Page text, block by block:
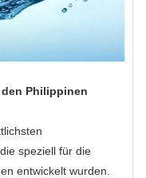
Philippinen
speziell für die
entwickelt wurden.